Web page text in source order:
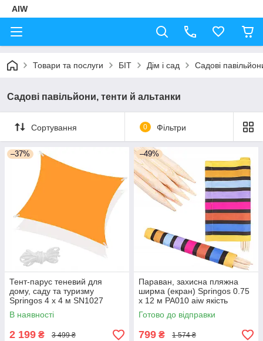
AIW
Товари та послуги БІТ Дім і сад Садові
Садові павільйони, тенти й альтанки
Сортування 0 Фільтри
–37%
Тент-парус теневий для
дому, саду та туризму
Springos 4 x 4 м SN1027
Orange aiw якість
В наявності
2 199 ₴ 3 499 ₴
–49%
Параван, захисна пляжна
ширма (екран) Springos 0.75
x 12 м PA010 aiw якість
Готово до відправки
799 ₴ 1 574 ₴